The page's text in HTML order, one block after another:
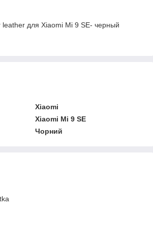
leather для Xiaomi Mi 9 SE- черный
Xiaomi
Xiaomi Mi 9 SE
Чорний